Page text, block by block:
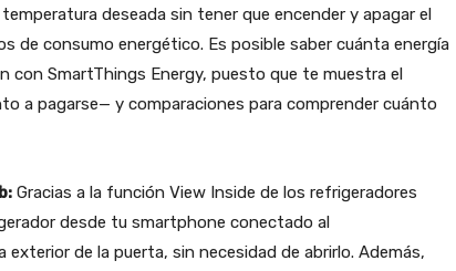
deseada sin tener que encender y apagar el
de consumo energético. Es posible saber cuánta energía
con SmartThings Energy, puesto que te muestra el
a pagarse— y comparaciones para comprender cuánto
Gracias a la función View Inside de los refrigeradores
desde tu smartphone conectado al
de la puerta, sin necesidad de abrirlo. Además,